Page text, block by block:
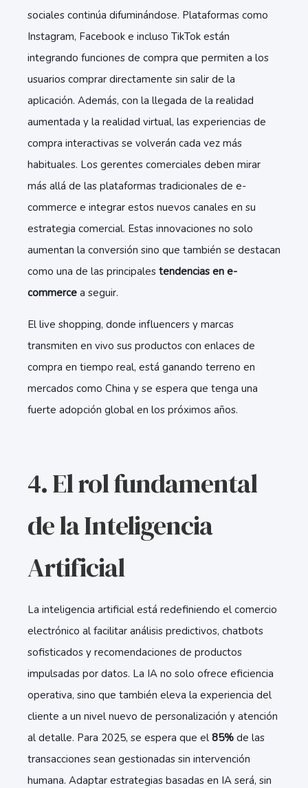
sociales continúa difuminándose. Plataformas como
Instagram, Facebook e incluso TikTok están
integrando funciones de compra que permiten a los
usuarios comprar directamente sin salir de la
aplicación. Además, con la llegada de la realidad
aumentada y la realidad virtual, las experiencias de
compra interactivas se volverán cada vez más
habituales. Los gerentes comerciales deben mirar
más allá de las plataformas tradicionales de e-
commerce e integrar estos nuevos canales en su
estrategia comercial. Estas innovaciones no solo
aumentan la conversión sino que también se destacan
como una de las principales tendencias en e-
commerce a seguir.
El live shopping, donde influencers y marcas
transmiten en vivo sus productos con enlaces de
compra en tiempo real, está ganando terreno en
mercados como China y se espera que tenga una
fuerte adopción global en los próximos años.
4. El rol fundamental
de la Inteligencia
Artificial
La inteligencia artificial está redefiniendo el comercio
electrónico al facilitar análisis predictivos, chatbots
sofisticados y recomendaciones de productos
impulsadas por datos. La IA no solo ofrece eficiencia
operativa, sino que también eleva la experiencia del
cliente a un nivel nuevo de personalización y atención
al detalle. Para 2025, se espera que el 85% de las
transacciones sean gestionadas sin intervención
humana. Adaptar estrategias basadas en IA será, sin